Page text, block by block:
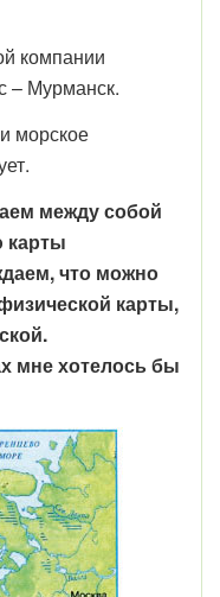
компании
– Мурманск.
морское
между собой
карты
что можно
карты,
мне хотелось бы